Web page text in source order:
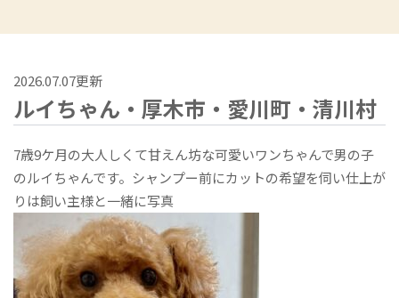
2026.07.07更新
ルイちゃん・厚木市・愛川町・清川村
7歳9ケ月の大人しくて甘えん坊な可愛いワンちゃんで男の子
のルイちゃんです。シャンプー前にカットの希望を伺い仕上が
りは飼い主様と一緒に写真